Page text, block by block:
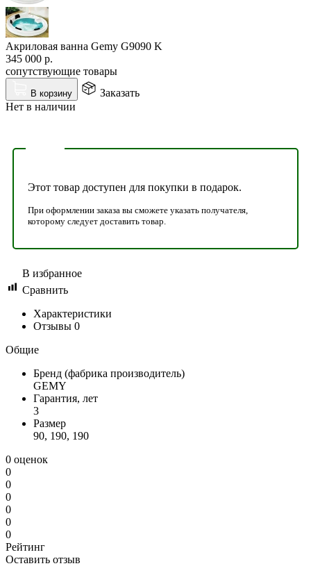
Акриловая ванна Gemy G9090 K
345 000 р.
сопутствующие товары
В корзину
Заказать
Нет в наличии
Этот товар доступен для покупки в подарок.
При оформлении заказа вы сможете указать получателя,
которому следует доставить товар.
В избранное
Сравнить
Характеристики
Отзывы 0
Общие
Бренд (фабрика производитель)
GEMY
Гарантия, лет
3
Размер
90, 190, 190
0 оценок
0
0
0
0
0
0
Рейтинг
Оставить отзыв